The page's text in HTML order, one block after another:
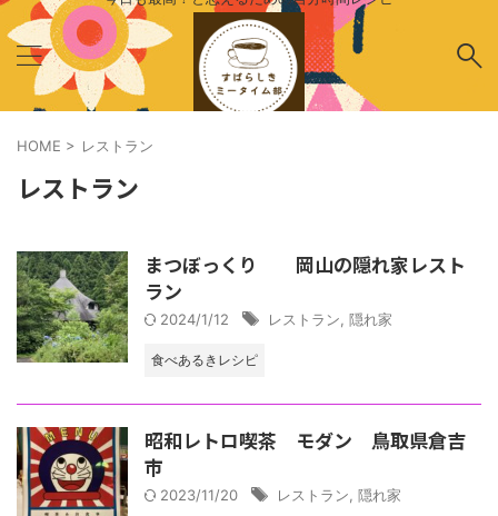
HOME > レストラン
レストラン
まつぼっくり 岡山の隠れ家レスト
ラン
2024/1/12 レストラン 隠れ家
食べあるきレシピ
昭和レトロ喫茶 モダン 鳥取県倉吉
市
2023/11/20 レストラン 隠れ家